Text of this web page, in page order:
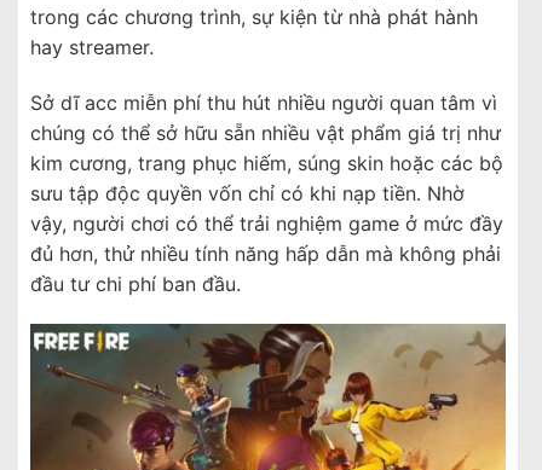
trong các chương trình, sự kiện từ nhà phát hành
hay streamer.
Sở dĩ acc miễn phí thu hút nhiều người quan tâm vì
chúng có thể sở hữu sẵn nhiều vật phẩm giá trị như
kim cương, trang phục hiếm, súng skin hoặc các bộ
sưu tập độc quyền vốn chỉ có khi nạp tiền. Nhờ
vậy, người chơi có thể trải nghiệm game ở mức đầy
đủ hơn, thử nhiều tính năng hấp dẫn mà không phải
đầu tư chi phí ban đầu.